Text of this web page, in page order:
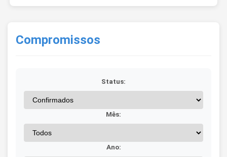
Compromissos
Status:
Mês:
Ano: